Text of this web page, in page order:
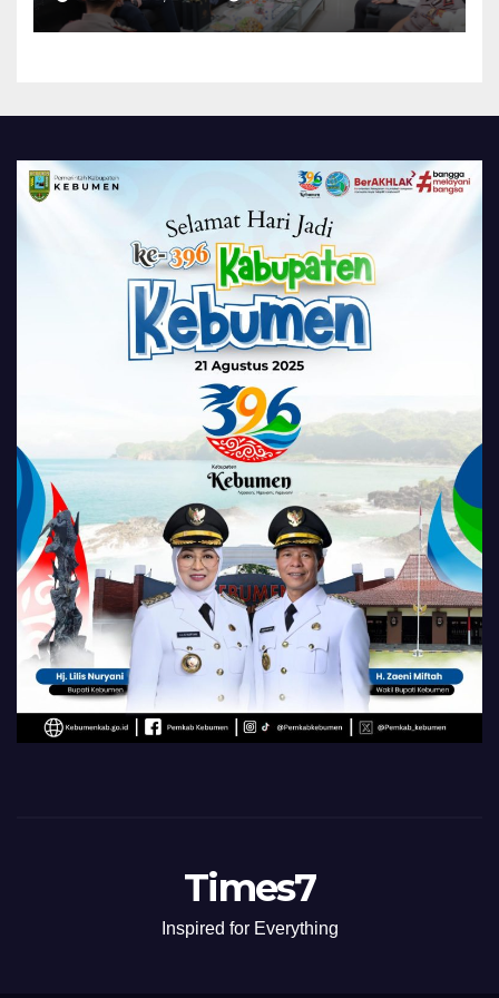
Times7
Inspired for Everything